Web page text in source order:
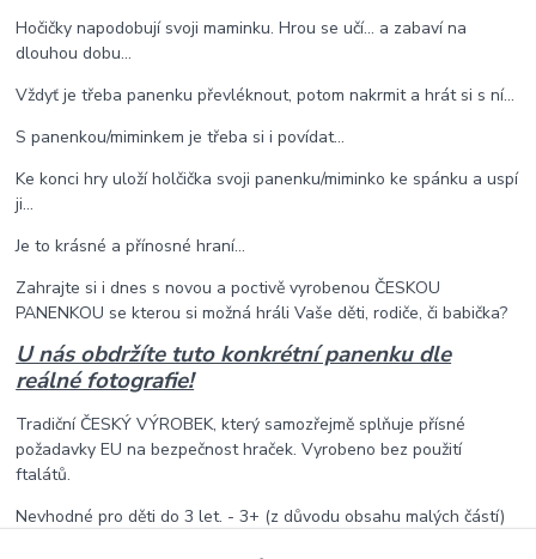
Hočičky napodobují svoji maminku. Hrou se učí... a zabaví na
dlouhou dobu...
Vždyť je třeba panenku převléknout, potom nakrmit a hrát si s ní...
S panenkou/miminkem je třeba si i povídat...
Ke konci hry uloží holčička svoji panenku/miminko ke spánku a uspí
ji...
Je to krásné a přínosné hraní...
Zahrajte si i dnes s novou a poctivě vyrobenou ČESKOU
PANENKOU se kterou si možná hráli Vaše děti, rodiče, či babička?
U nás obdržíte tuto konkrétní panenku dle
reálné fotografie!
Tradiční ČESKÝ VÝROBEK, který samozřejmě splňuje přísné
požadavky EU na bezpečnost hraček. Vyrobeno bez použití
ftalátů.
Nevhodné pro děti do 3 let. - 3+ (z důvodu obsahu malých částí)